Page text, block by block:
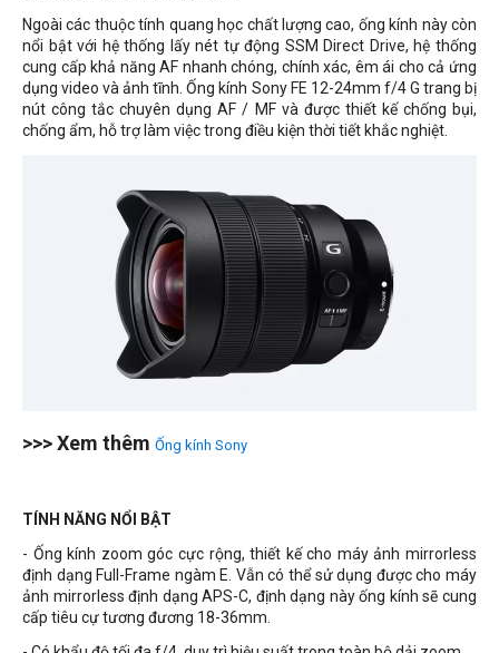
Ngoài các thuộc tính quang học chất lượng cao, ống kính này còn
nổi bật với hệ thống lấy nét tự động SSM Direct Drive, hệ thống
cung cấp khả năng AF nhanh chóng, chính xác, êm ái cho cả ứng
dụng video và ảnh tĩnh. Ống kính Sony FE 12-24mm f/4 G trang bị
nút công tắc chuyên dụng AF / MF và được thiết kế chống bụi,
chống ẩm, hỗ trợ làm việc trong điều kiện thời tiết khắc nghiệt.
>>> Xem thêm Ống kính Sony
TÍNH NĂNG NỔI BẬT
- Ống kính zoom góc cực rộng, thiết kế cho máy ảnh mirrorless
định dạng Full-Frame ngàm E. Vẫn có thể sử dụng được cho máy
ảnh mirrorless định dạng APS-C, định dạng này ống kính sẽ cung
cấp tiêu cự tương đương 18-36mm.